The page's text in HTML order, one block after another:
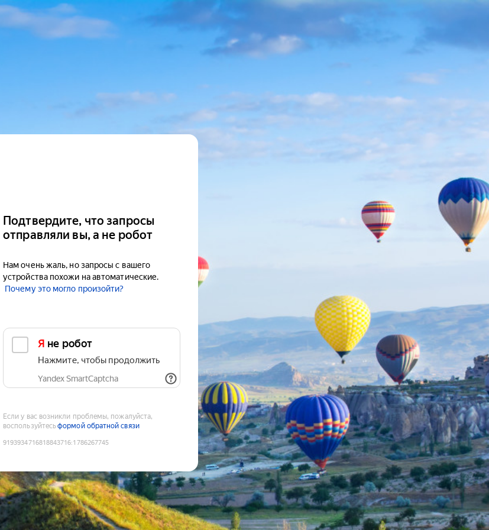
Подтвердите, что запросы
отправляли вы, а не робот
Нам очень жаль, но запросы с вашего
устройства похожи на автоматические.
Почему это могло произойти?
Я не робот
Нажмите, чтобы продолжить
Yandex SmartCaptcha
Если у вас возникли проблемы, пожалуйста,
воспользуйтесьформой обратной связи
9193934716818843716:1786267745